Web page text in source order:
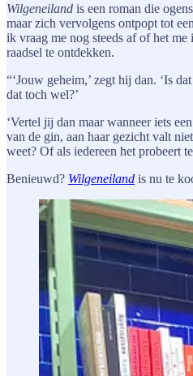
Wilgeneiland is een roman die
maar zich vervolgens ontpopt tot
ik vraag me nog steeds af of het
raadsel te ontdekken.
“‘Jouw geheim,’ zegt hij dan. ‘Is
dat toch wel?’
‘Vertel jij dan maar wanneer iets
van de gin, aan haar gezicht valt
weet? Of als iedereen het probeert
Benieuwd? Wilgeneiland is nu te